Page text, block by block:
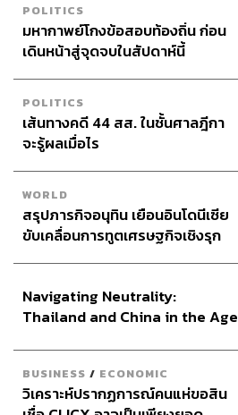
POLITICS
มหากาพย์โกงข้อสอบท้องถิ่น ก่อน
เดินหน้าสู่จุดจบในสัปดาห์นี้
POLITICS
เส้นทางคดี 44 สส. ในชั้นศาลฎีกา
จะรู้ผลเมื่อไร
WORLD
สรุปภารกิจอนุทิน เยือนอินโดนีเซีย
ขับเคลื่อนการทูตเศรษฐกิจเชิงรุก
Navigating Neutrality:
Thailand and China in the Age
BUSINESS / ECONOMIC
วิเคราะห์ปรากฏการณ์คนแห่ขอสิน